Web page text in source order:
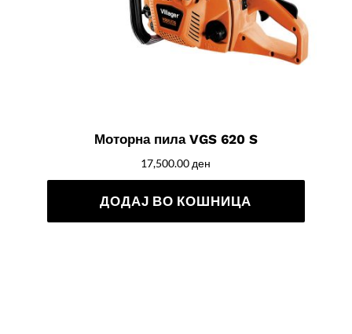
Моторна пила VGS 620 S
17,500.00 ден
ДОДАЈ ВО КОШНИЦА